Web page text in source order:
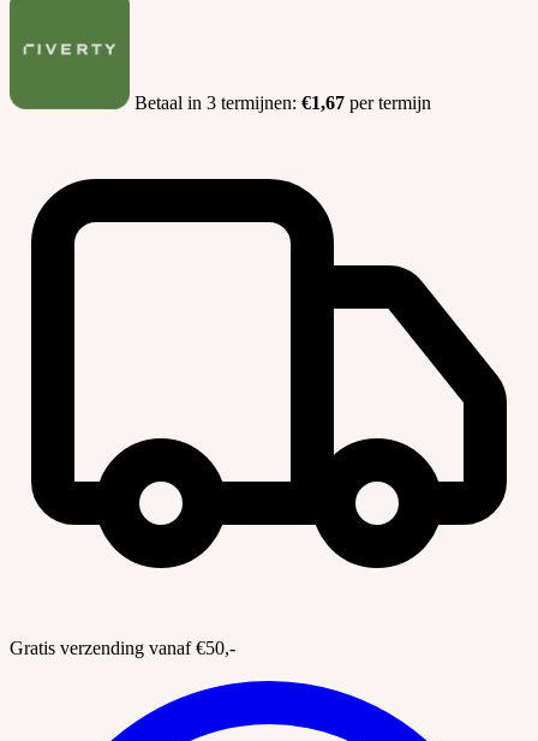
Betaal in 3 termijnen: €1,67 per termijn
Gratis verzending vanaf €50,-